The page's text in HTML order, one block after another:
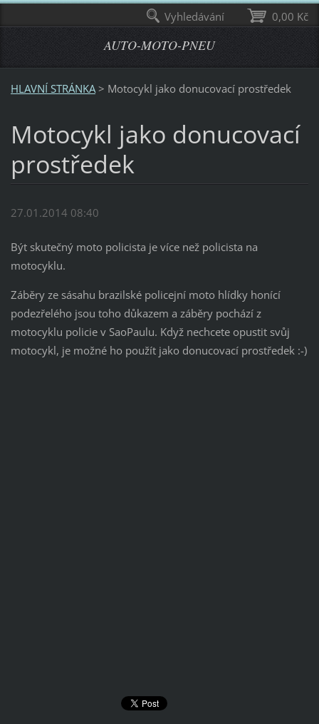
AUTO-MOTO-PNEU
HLAVNÍ STRÁNKA > Motocykl jako donucovací prostředek
Motocykl jako donucovací
prostředek
27.01.2014 08:40
Být skutečný moto policista je více než policista na
motocyklu.
Záběry ze sásahu brazilské policejní moto hlídky honící
podezřelého jsou toho důkazem a záběry pochází z
motocyklu policie v SaoPaulu. Když nechcete opustit svůj
motocykl, je možné ho použít jako donucovací prostředek :-)
0,00 Kč
Vyhledávání